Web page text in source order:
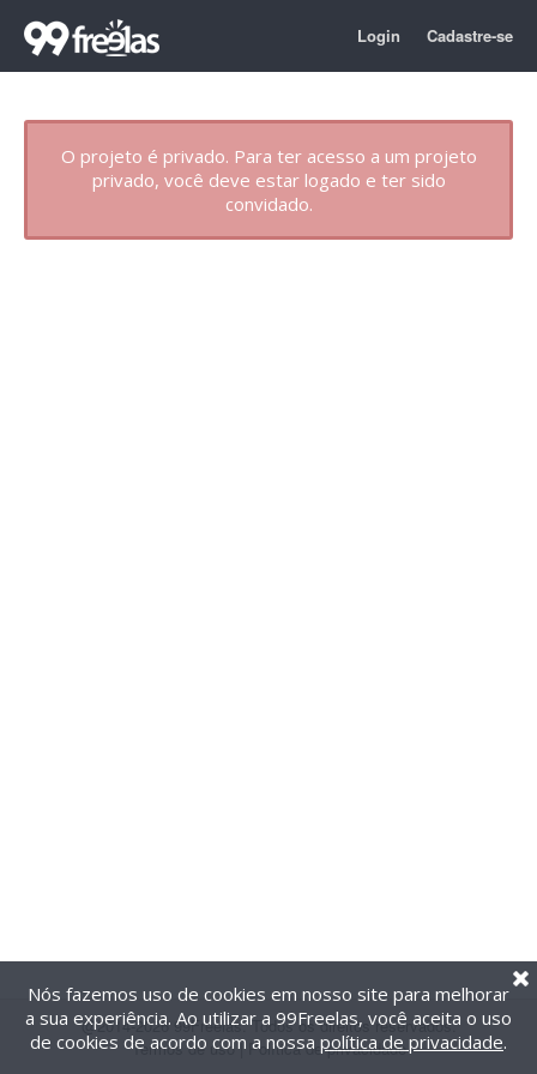
Login Cadastre-se
O projeto é privado. Para ter acesso a um projeto
privado, você deve estar logado e ter sido
convidado.
@2014-2026 99Freelas. Todos os direitos reservados.
Termos de uso| Política de privacidade
Nós fazemos uso de cookies em nosso site para melhorar
a sua experiência. Ao utilizar a 99Freelas, você aceita o uso
de cookies de acordo com a nossa política de privacidade.